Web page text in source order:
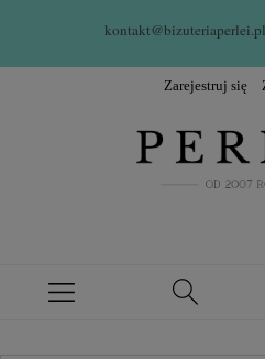
kontakt@bizuteriaperlei.pl
Zarejestruj się